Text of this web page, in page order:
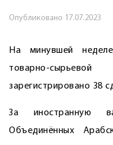
Опубликовано 17.07.2023
На минувшей
товарно-
зарегистрировано 38
За иностранную
Объединённых